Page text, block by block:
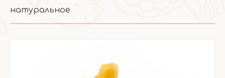
натуральное